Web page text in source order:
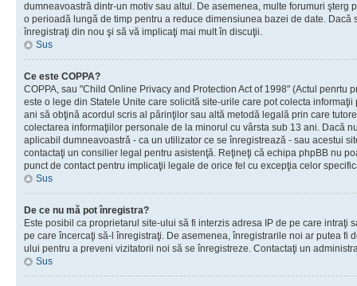
dumneavoastră dintr-un motiv sau altul. De asemenea, multe forumuri şterg
o perioadă lungă de timp pentru a reduce dimensiunea bazei de date. Dacă
înregistraţi din nou şi să vă implicaţi mai mult în discuţii.
Sus
Ce este COPPA?
COPPA, sau "Child Online Privacy and Protection Act of 1998" (Actul penrtu
este o lege din Statele Unite care solicită site-urile care pot colecta
ani să obţină acordul scris al părinţilor sau altă metodă legală prin care
colectarea informaţiilor personale de la minorul cu vârsta sub 13 ani. Dacă
aplicabil dumneavoastră - ca un utilizator ce se înregistrează - sau acestui
contactaţi un consilier legal pentru asistenţă. Reţineţi că echipa phpBB nu
punct de contact pentru implicaţii legale de orice fel cu excepţia celor
Sus
De ce nu mă pot înregistra?
Este posibil ca proprietarul site-ului să fi interzis adresa IP de pe care intraţi
pe care încercaţi să-l înregistraţi. De asemenea, înregistrarile noi ar putea fi
ului pentru a preveni vizitatorii noi să se înregistreze. Contactaţi un
Sus